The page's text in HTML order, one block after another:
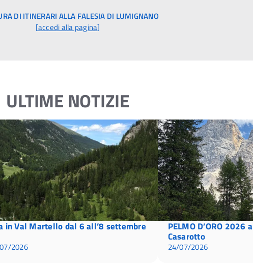
DI ITINERARI ALLA FALESIA DI LUMIGNANO
[accedi alla pagina]
ULTIME NOTIZIE
in Val Martello dal 6 all’8 settembre
2026
PELMO D’ORO 2026
Casarotto
24/07/2026